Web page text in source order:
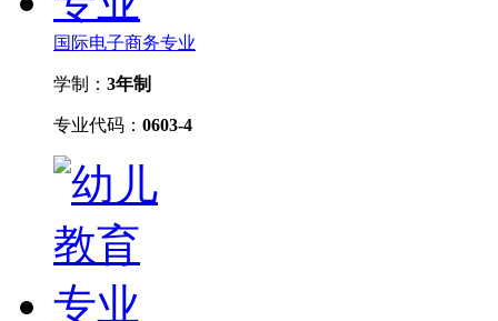
国际电子商务专业
学制： 3年制
专业代码： 0603-4